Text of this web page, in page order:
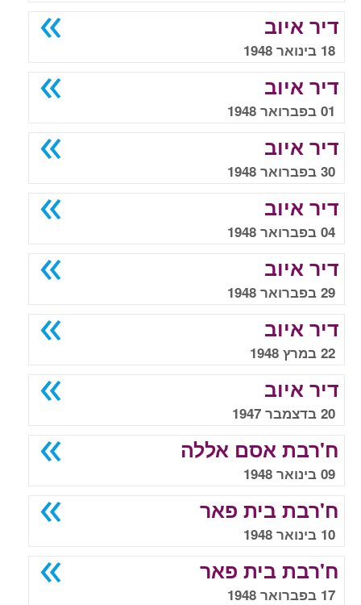
דיר איוב
18 בינואר 1948
דיר איוב
01 בפברואר 1948
דיר איוב
30 בפברואר 1948
דיר איוב
04 בפברואר 1948
דיר איוב
29 בפברואר 1948
דיר איוב
22 במרץ 1948
דיר איוב
20 בדצמבר 1947
ח'רבת אסם אללה
09 בינואר 1948
ח'רבת בית פאר
10 בינואר 1948
ח'רבת בית פאר
17 בפברואר 1948